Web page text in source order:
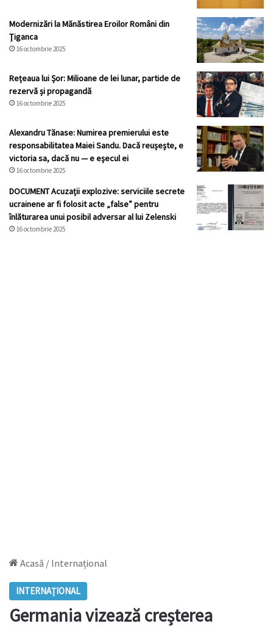
Modernizări la Mănăstirea Eroilor Români din
Ţiganca
16 octombrie 2025
Rețeaua lui Șor: Milioane de lei lunar, partide de
rezervă și propagandă
16 octombrie 2025
Alexandru Tănase: Numirea premierului este
responsabilitatea Maiei Sandu. Dacă reușește, e
victoria sa, dacă nu — e eșecul ei
16 octombrie 2025
DOCUMENT Acuzații explozive: serviciile secrete
ucrainene ar fi folosit acte „false” pentru
înlăturarea unui posibil adversar al lui Zelenski
16 octombrie 2025